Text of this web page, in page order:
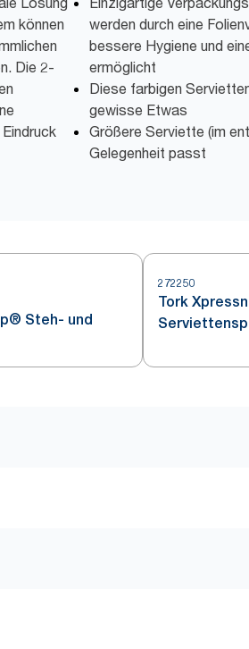
können
Die 2-
werden durch eine
bessere Hygiene und
ermöglicht
Diese farbigen
gewisse Etwas
Größere Serviette (im
Gelegenheit passt
Steh- und
272250
Tork